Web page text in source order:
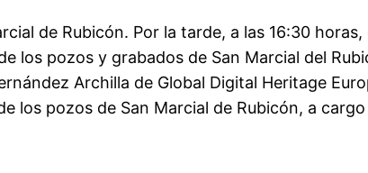
de Rubicón. Por la tarde, a las 16:30
los pozos y grabados de San Marcial del
Archilla de Global Digital Heritage
pozos de San Marcial de Rubicón, a